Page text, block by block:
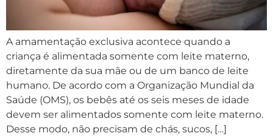
A amamentação exclusiva acontece quando a
criança é alimentada somente com leite materno,
diretamente da sua mãe ou de um banco de leite
humano. De acordo com a Organização Mundial da
Saúde (OMS), os bebês até os seis meses de idade
devem ser alimentados somente com leite materno.
Desse modo, não precisam de chás, sucos, […]